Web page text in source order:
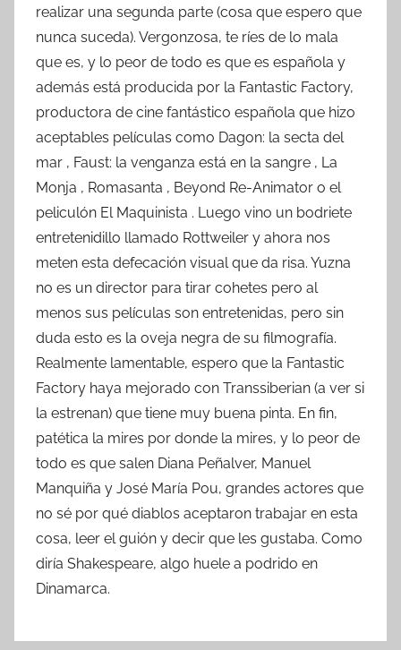
realizar una segunda parte (cosa que espero que
nunca suceda). Vergonzosa, te ríes de lo mala
que es, y lo peor de todo es que es española y
además está producida por la Fantastic Factory,
productora de cine fantástico española que hizo
aceptables películas como Dagon: la secta del
mar , Faust: la venganza está en la sangre , La
Monja , Romasanta , Beyond Re-Animator o el
peliculón El Maquinista . Luego vino un bodriete
entretenidillo llamado Rottweiler y ahora nos
meten esta defecación visual que da risa. Yuzna
no es un director para tirar cohetes pero al
menos sus películas son entretenidas, pero sin
duda esto es la oveja negra de su filmografía.
Realmente lamentable, espero que la Fantastic
Factory haya mejorado con Transsiberian (a ver si
la estrenan) que tiene muy buena pinta. En fin,
patética la mires por donde la mires, y lo peor de
todo es que salen Diana Peñalver, Manuel
Manquiña y José María Pou, grandes actores que
no sé por qué diablos aceptaron trabajar en esta
cosa, leer el guión y decir que les gustaba. Como
diría Shakespeare, algo huele a podrido en
Dinamarca.